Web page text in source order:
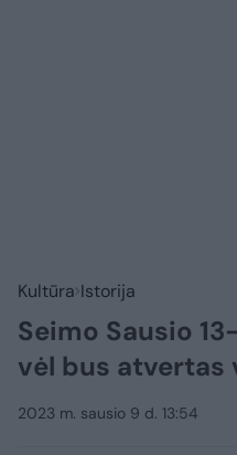
Kultūra Istorija
Seimo Sausio
vėl bus atvertas
2023 m. sausio 9 d. 13:54